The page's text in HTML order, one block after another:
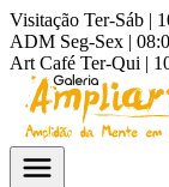
Visitação Ter-Sáb |
ADM Seg-Sex |
Art Café Ter-Qui |